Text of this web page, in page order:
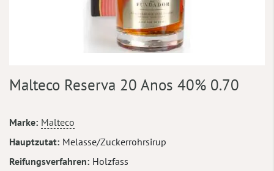
Anfang
springen
Malteco Reserva 20 Anos 40% 0.70
Mehr
Informationen
Marke Malteco
Hauptzutat Melasse/Zuckerrohrsirup
Reifungsverfahren Holzfass